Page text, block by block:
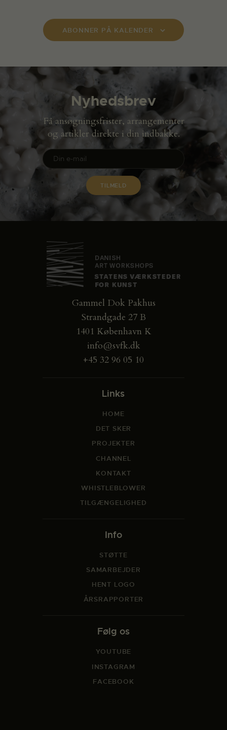
ABONNER PÅ KALENDER
Nyhedsbrev
Få ansøgningsfrister, arrangementer
og artikler direkte i din indbakke.
Gammel Dok Pakhus
Strandgade 27 B
1401 København K
info@svfk.dk
+45 32 96 05 10
Links
HOME
DET SKER
PROJEKTER
CHANNEL
KONTAKT
WHISTLEBLOWER
TILGÆNGELIGHED
Info
STØTTE
SAMARBEJDER
HENT LOGO
ÅRSRAPPORTER
Følg os
YOUTUBE
INSTAGRAM
FACEBOOK